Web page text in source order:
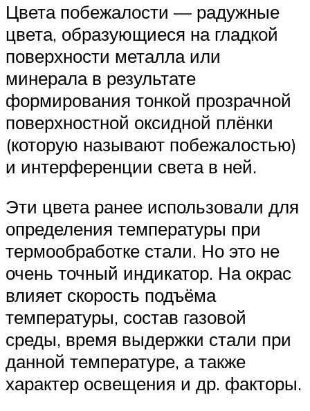
Цвета побежалости — радужные
цвета, образующиеся на гладкой
поверхности металла или
минерала в результате
формирования тонкой прозрачной
поверхностной оксидной плёнки
(которую называют побежалостью)
и интерференции света в ней.
Эти цвета ранее использовали для
определения температуры при
термообработке стали. Но это не
очень точный индикатор. На окрас
влияет скорость подъёма
температуры, состав газовой
среды, время выдержки стали при
данной температуре, а также
характер освещения и др. факторы.